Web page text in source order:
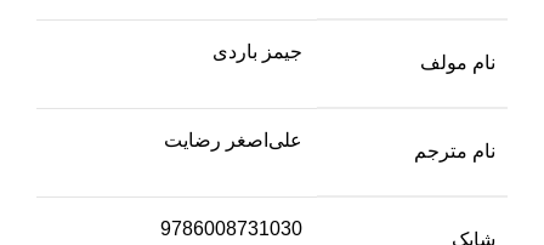
نام مولف
جیمز باردی
نام مترجم
علی‌اصغر رضایت
شابک
9786008731030